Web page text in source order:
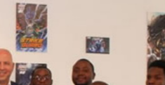
se…
mais…
abril de 2026…